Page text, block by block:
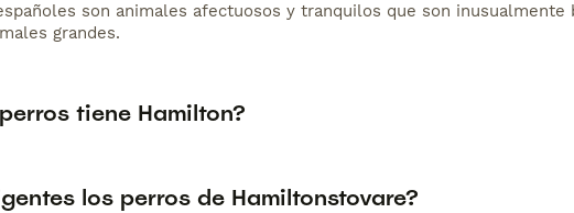
son animales afectuosos y tranquilos que son
grandes.
tiene Hamilton?
los perros de Hamiltonstovare?